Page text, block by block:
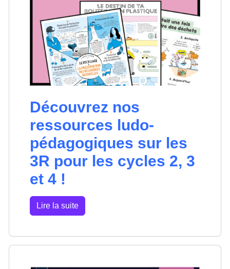
Découvrez nos
ressources ludo-
pédagogiques sur les
3R pour les cycles 2, 3
et 4 !
Lire la suite